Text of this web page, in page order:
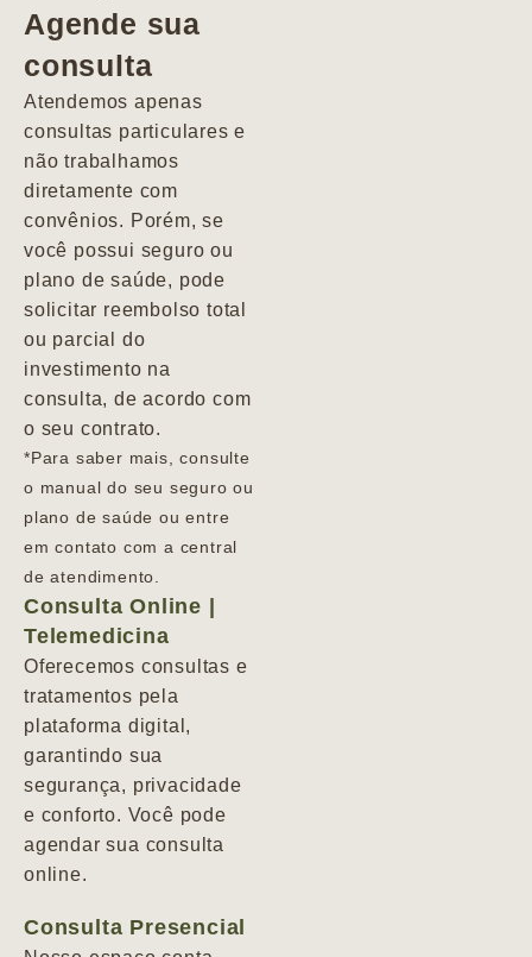
Agende sua
consulta
Atendemos apenas
consultas particulares e
não trabalhamos
diretamente com
convênios. Porém, se
você possui seguro ou
plano de saúde, pode
solicitar reembolso total
ou parcial do
investimento na
consulta, de acordo com
o seu contrato.
*Para saber mais, consulte
o manual do seu seguro ou
plano de saúde ou entre
em contato com a central
de atendimento.
Consulta Online |
Telemedicina
Oferecemos consultas e
tratamentos pela
plataforma digital,
garantindo sua
segurança, privacidade
e conforto. Você pode
agendar sua consulta
online.
Consulta Presencial